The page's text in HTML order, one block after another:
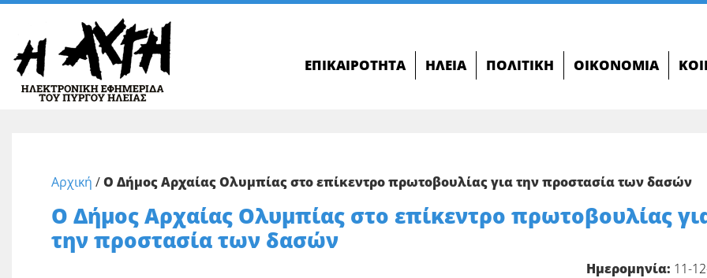
ΕΠΙΚΑΙΡΌΤΗΤΑ ΗΛΕΊΑ ΠΟΛΙΤΙΚΉ ΟΙΚΟΝΟΜΊΑ
Αρχική /Ο Δήμος Αρχαίας Ολυμπίας στο επίκεντρο πρωτοβουλίας για την προστασία των δασών
Ο Δήμος Αρχαίας Ολυμπίας στο επίκεντρο πρωτοβουλίας
την προστασία των δασών
Ημερομηνία: 11-